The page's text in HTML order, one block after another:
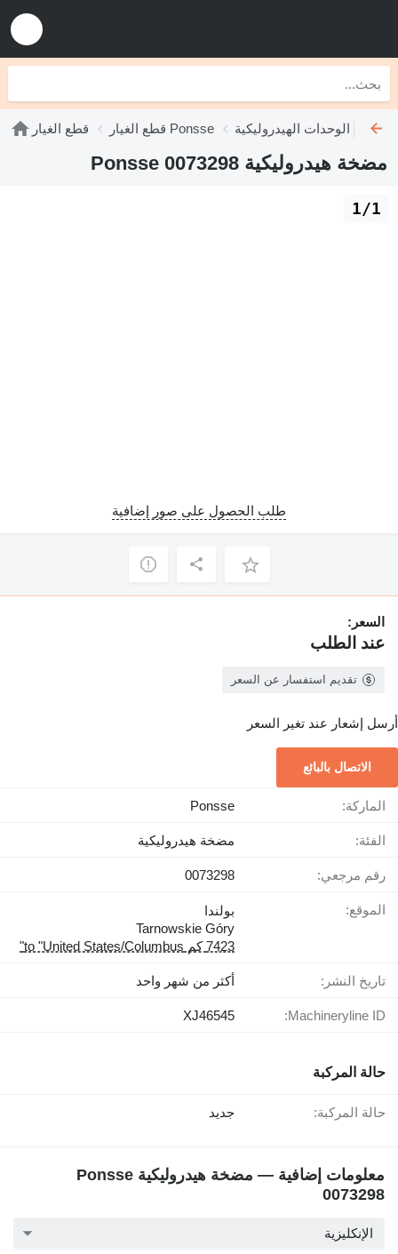
قطع الغيار قطع الغيار Ponsse الوحدات الهيدروليكية Ponsse
مضخة هيدروليكية Ponsse 0073298
1/1
طلب الحصول على صور إضافية
السعر:
عند الطلب
تقديم استفسار عن السعر
أرسل إشعار عند تغير السعر
الاتصال بالبائع
الماركة: Ponsse
الفئة: مضخة هيدروليكية
رقم مرجعي: 0073298
الموقع:
بولندا
Tarnowskie Góry
7423 كم to "United States/Columbus"
تاريخ النشر: أكثر من شهر واحد
Machineryline ID:
XJ46545
حالة المركبة
حالة المركبة: جديد
معلومات إضافية — مضخة هيدروليكية Ponsse
0073298
الإنكليزية